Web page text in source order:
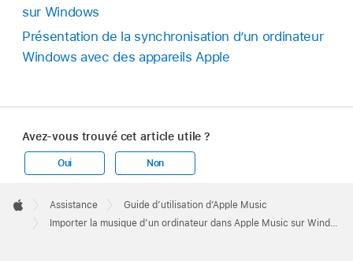
sur Windows
Présentation de la synchronisation dʼun ordinateur
Windows avec des appareils Apple
Avez-vous trouvé cet article utile ?
Oui Non
Footer

Apple
Assistance
Guide d’utilisation d’Apple Music
Importer la musique d’un ordinateur dans Apple Music sur Windows